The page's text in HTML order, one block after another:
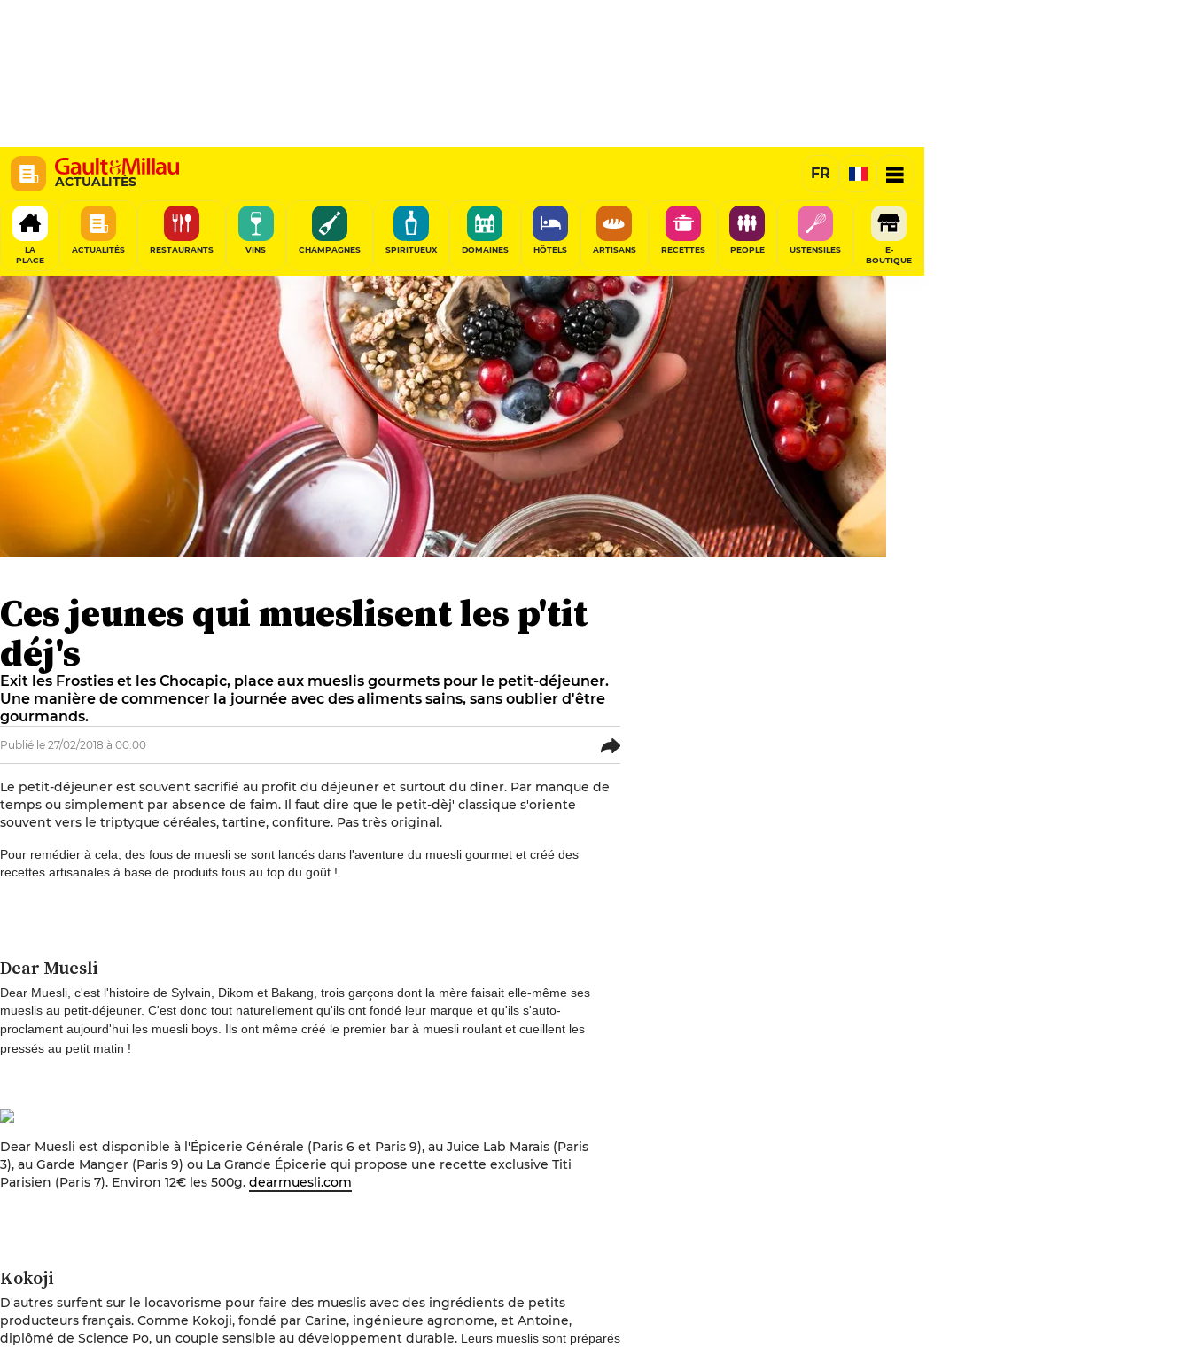
ACTUALITÉS
FR
LA
PLACE
ACTUALITÉS RESTAURANTS VINS CHAMPAGNES SPIRITUEUX DOMAINES HÔTELS ARTISANS RECETTES PEOPLE USTENSILES
E-
BOUTIQUE
Ces jeunes qui mueslisent les p'tit
déj's
Exit les Frosties et les Chocapic, place aux mueslis gourmets pour le petit-déjeuner.
Une manière de commencer la journée avec des aliments sains, sans oublier d'être
gourmands.
Publié le 27/02/2018 à 00:00
Le petit-déjeuner est souvent sacrifié au profit du déjeuner et surtout du dîner. Par manque de
temps ou simplement par absence de faim. Il faut dire que le petit-dèj' classique s'oriente
souvent vers le triptyque céréales, tartine, confiture. Pas très original.
Pour remédier à cela, des fous de muesli se sont lancés dans l'aventure du muesli gourmet et créé des
recettes artisanales à base de produits fous au top du goût !
Dear Muesli
Dear Muesli, c'est l'histoire de Sylvain, Dikom et Bakang, trois garçons dont la mère faisait elle-même ses
mueslis au petit-déjeuner. C'est donc tout naturellement qu'ils ont fondé leur marque et qu'ils s'auto-
proclament aujourd'hui les muesli boys. Ils ont même créé le premier bar à muesli roulant et cueillent les
pressés au petit matin !
Dear Muesli est disponible à l'Épicerie Générale (Paris 6 et Paris 9), au Juice Lab Marais (Paris
3), au Garde Manger (Paris 9) ou La Grande Épicerie qui propose une recette exclusive Titi
Parisien (Paris 7). Environ 12€ les 500g. dearmuesli.com
Kokoji
D'autres surfent sur le locavorisme pour faire des mueslis avec des ingrédients de petits
producteurs français. Comme Kokoji, fondé par Carine, ingénieure agronome, et Antoine,
diplômé de Science Po, un couple sensible au développement durable. Leurs mueslis sont préparés